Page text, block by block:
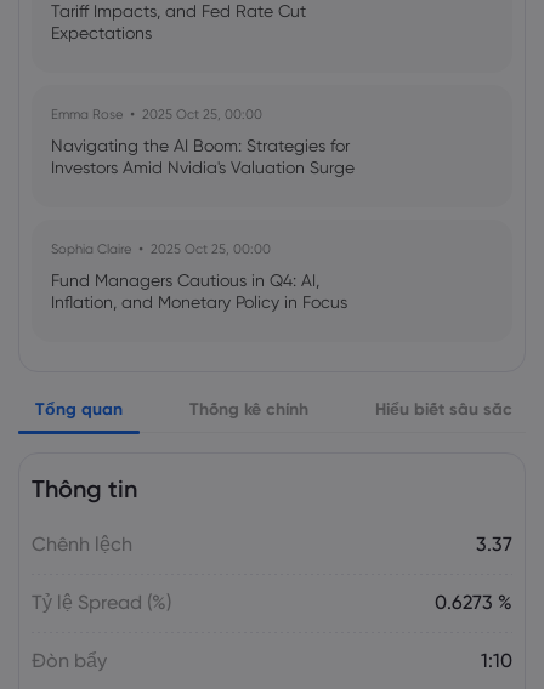
Tariff Impacts, and Fed Rate Cut
Expectations
Emma Rose 2025 Oct 25, 00:00
Navigating the AI Boom: Strategies for
Investors Amid Nvidia's Valuation Surge
Sophia Claire 2025 Oct 25, 00:00
Fund Managers Cautious in Q4: AI,
Inflation, and Monetary Policy in Focus
US Government Shutdown Threatens
October Inflation Data Release
US-EU Relations: Russia Sanctions Unite
Emma Rose
Tổng quan Thống kê chính Hiểu biết sâu sắc
Thông tin
Chênh lệch 3.37
Tỷ lệ Spread (%) 0.6273 %
Đòn bẩy 1:10